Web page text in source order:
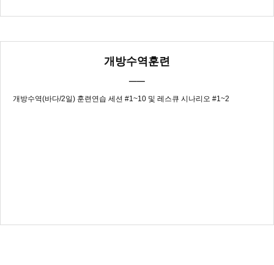
개방수역훈련
──
개방수역(바다/2일) 훈련연습 세션 #1~10 및 레스큐 시나리오 #1~2